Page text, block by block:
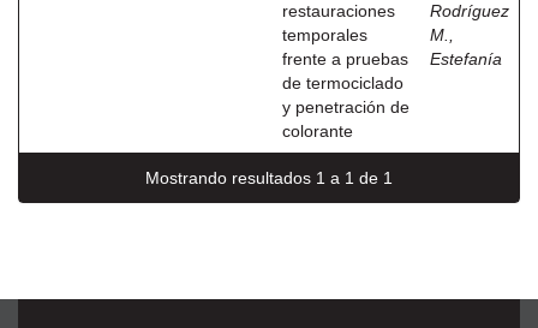
restauraciones
temporales
frente a pruebas
de termociclado
y penetración de
colorante
Rodríguez
M.,
Estefanía
Mostrando resultados 1 a 1 de 1